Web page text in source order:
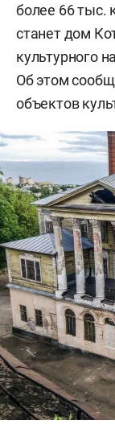
более 66 тыс.
станет дом
культурного
Об этом
объектов